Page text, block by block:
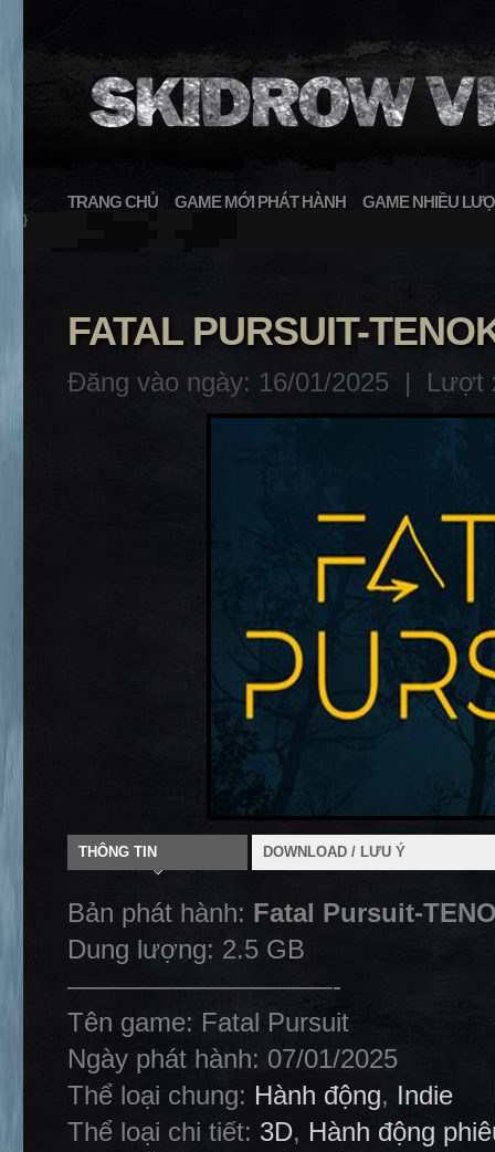
TRANG CHỦ GAME MỚI PHÁT HÀNH GAME NHIỀU
}
FATAL PURSUIT-
Đăng vào ngày: 16/01/2025 | Lượt
THÔNG TIN DOWNLOAD / LƯU Ý
Bản phát hành: Fatal Pursuit-
Dung lượng: 2.5 GB
——————————-
Tên game: Fatal Pursuit
Ngày phát hành: 07/01/2025
Thể loại chung: Hành động, Indie
Thể loại chi tiết: 3D, Hành động